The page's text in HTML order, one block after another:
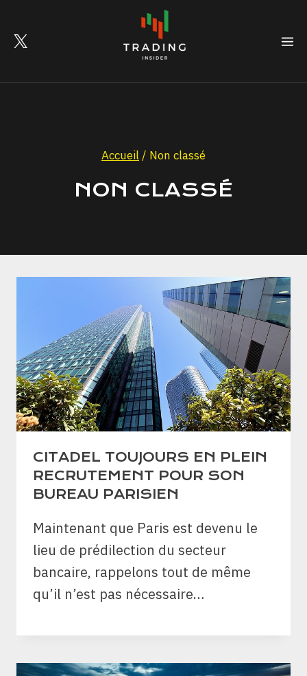
content
Accueil/ Non classé
NON CLASSÉ
CITADEL TOUJOURS EN PLEIN
RECRUTEMENT POUR SON
BUREAU PARISIEN
Maintenant que Paris est devenu le
lieu de prédilection du secteur
bancaire, rappelons tout de même
qu’il n’est pas nécessaire…